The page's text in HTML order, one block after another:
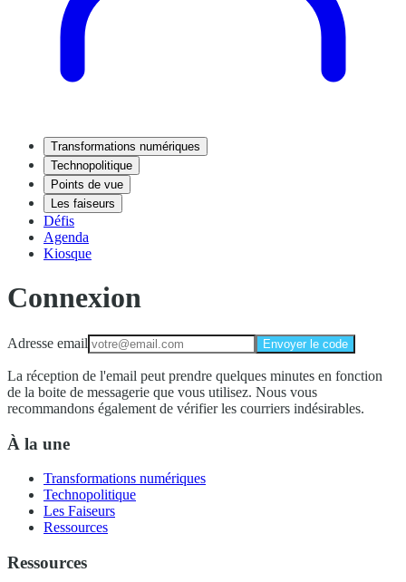
Transformations numériques
Technopolitique
Points de vue
Les faiseurs
Défis
Agenda
Kiosque
Connexion
Adresse email Envoyer le code
La réception de l'email peut prendre quelques minutes en fonction
de la boite de messagerie que vous utilisez. Nous vous
recommandons également de vérifier les courriers indésirables.
À la une
Transformations numériques
Technopolitique
Les Faiseurs
Ressources
Ressources